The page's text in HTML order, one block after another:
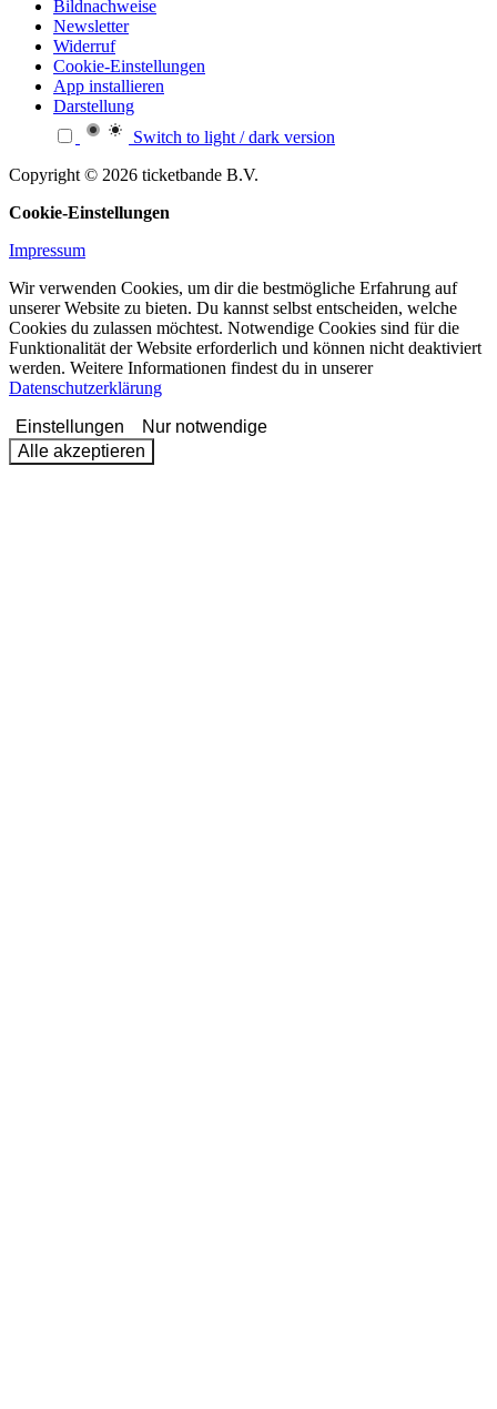
Bildnachweise
Newsletter
Widerruf
Cookie-Einstellungen
App installieren
Darstellung
Switch to light / dark version
Copyright © 2026 ticketbande B.V.
Cookie-Einstellungen
Impressum
Wir verwenden Cookies, um dir die bestmögliche Erfahrung auf
unserer Website zu bieten. Du kannst selbst entscheiden, welche
Cookies du zulassen möchtest. Notwendige Cookies sind für die
Funktionalität der Website erforderlich und können nicht deaktiviert
werden. Weitere Informationen findest du in unserer
Datenschutzerklärung
Einstellungen
Nur notwendige
Alle akzeptieren